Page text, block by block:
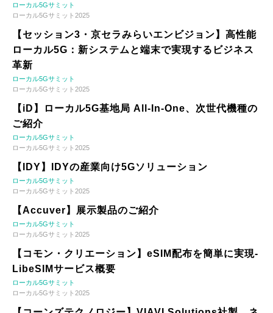
ローカル5Gサミット
ローカル5Gサミット2025
【セッション3・京セラみらいエンビジョン】高性能
ローカル5G：新システムと端末で実現するビジネス
革新
ローカル5Gサミット
ローカル5Gサミット2025
【iD】ローカル5G基地局 All-In-One、次世代機種の
ご紹介
ローカル5Gサミット
ローカル5Gサミット2025
【IDY】IDYの産業向け5Gソリューション
ローカル5Gサミット
ローカル5Gサミット2025
【Accuver】展示製品のご紹介
ローカル5Gサミット
ローカル5Gサミット2025
【コモン・クリエーション】eSIM配布を簡単に実現-
LibeSIMサービス概要
ローカル5Gサミット
ローカル5Gサミット2025